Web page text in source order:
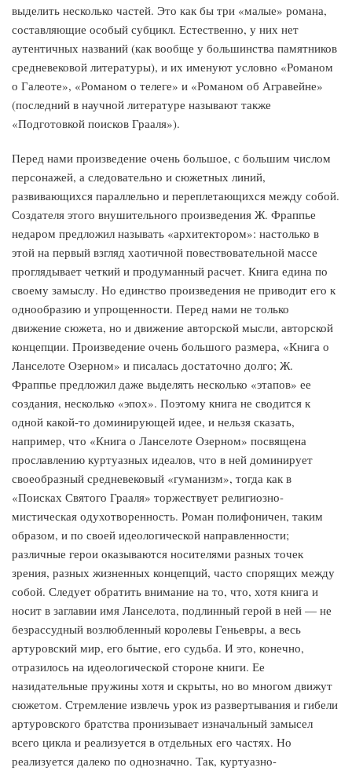
выделить несколько частей. Это как бы три «малые» романа,
составляющие особый субцикл. Естественно, у них нет
аутентичных названий (как вообще у большинства памятников
средневековой литературы), и их именуют условно «Романом
о Галеоте», «Романом о телеге» и «Романом об Агравейне»
(последний в научной литературе называют также
«Подготовкой поисков Грааля»).
Перед нами произведение очень большое, с большим числом
персонажей, а следовательно и сюжетных линий,
развивающихся параллельно и переплетающихся между собой.
Создателя этого внушительного произведения Ж. Фраппье
недаром предложил называть «архитектором»: настолько в
этой на первый взгляд хаотичной повествовательной массе
проглядывает четкий и продуманный расчет. Книга едина по
своему замыслу. Но единство произведения не приводит его к
однообразию и упрощенности. Перед нами не только
движение сюжета, но и движение авторской мысли, авторской
концепции. Произведение очень большого размера, «Книга о
Ланселоте Озерном» и писалась достаточно долго; Ж.
Фраппье предложил даже выделять несколько «этапов» ее
создания, несколько «эпох». Поэтому книга не сводится к
одной какой-то доминирующей идее, и нельзя сказать,
например, что «Книга о Ланселоте Озерном» посвящена
прославлению куртуазных идеалов, что в ней доминирует
своеобразный средневековый «гуманизм», тогда как в
«Поисках Святого Грааля» торжествует религиозно-
мистическая одухотворенность. Роман полифоничен, таким
образом, и по своей идеологической направленности;
различные герои оказываются носителями разных точек
зрения, разных жизненных концепций, часто спорящих между
собой. Следует обратить внимание на то, что, хотя книга и
носит в заглавии имя Ланселота, подлинный герой в ней — не
безрассудный возлюбленный королевы Геньевры, а весь
артуровский мир, его бытие, его судьба. И это, конечно,
отразилось на идеологической стороне книги. Ее
назидательные пружины хотя и скрыты, но во многом движут
сюжетом. Стремление извлечь урок из развертывания и гибели
артуровского братства пронизывает изначальный замысел
всего цикла и реализуется в отдельных его частях. Но
реализуется далеко по однозначно. Так, куртуазно-